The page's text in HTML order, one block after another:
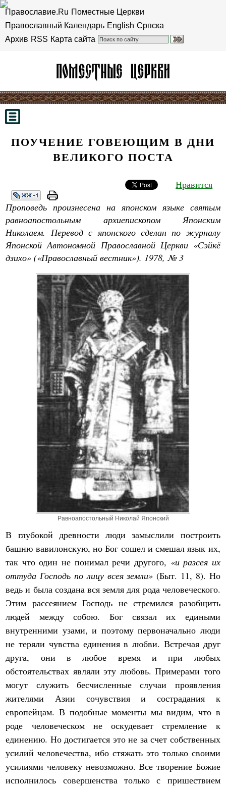
Православие.Ru Поместные Церкви
Православный Календарь English Српска
Архив RSS Карта сайта
ПОУЧЕНИЕ ГОВЕЮЩИМ В ДНИ
ВЕЛИКОГО ПОСТА
Нравится
Проповедь произнесена на японском языке святым
равноапостольным архиепископом Японским
Николаем. Перевод с японского сделан по журналу
Японской Автономной Православной Церкви «Сэйкё
дзихо» («Православный вестник»). 1978, № 3
Равноапостольный Николай Японский
В глубокой древности люди замыслили построить
башню вавилонскую, но Бог сошел и смешал язык их,
так что один не понимал речи другого, «и разсея их
оттуда Господь по лицу всея земли» (Быт. 11, 8). Но
ведь и была создана вся земля для рода человеческого.
Этим рассеянием Господь не стремился разобщить
людей между собою. Бог связал их едиными
внутренними узами, и поэтому первоначально люди
не теряли чувства единения в любви. Встречая друг
друга, они в любое время и при любых
обстоятельствах являли эту любовь. Примерами того
могут служить бесчисленные случаи проявления
жителями Азии сочувствия и сострадания к
европейцам. В подобные моменты мы видим, что в
роде человеческом не оскудевает стремление к
единению. Но достигается это не за счет собственных
усилий человечества, ибо стяжать это только своими
усилиями человеку невозможно. Все творение Божие
исполнилось совершенства только с пришествием